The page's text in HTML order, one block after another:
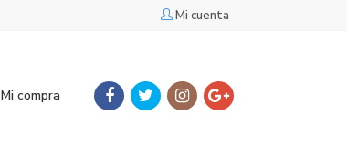
Mi cuenta
Mi compra